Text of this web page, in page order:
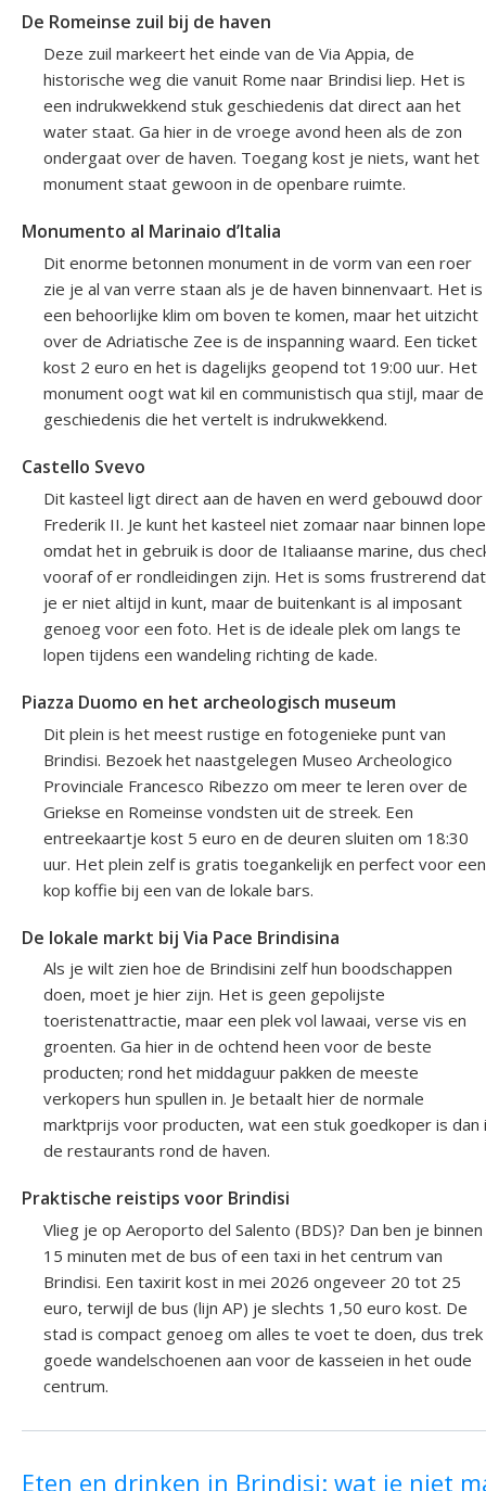
De Romeinse zuil bij de haven
Deze zuil markeert het einde van de Via Appia, de
historische weg die vanuit Rome naar Brindisi liep. Het is
een indrukwekkend stuk geschiedenis dat direct aan het
water staat. Ga hier in de vroege avond heen als de zon
ondergaat over de haven. Toegang kost je niets, want het
monument staat gewoon in de openbare ruimte.
Monumento al Marinaio d’Italia
Dit enorme betonnen monument in de vorm van een roer
zie je al van verre staan als je de haven binnenvaart. Het is
een behoorlijke klim om boven te komen, maar het uitzicht
over de Adriatische Zee is de inspanning waard. Een ticket
kost 2 euro en het is dagelijks geopend tot 19:00 uur. Het
monument oogt wat kil en communistisch qua stijl, maar de
geschiedenis die het vertelt is indrukwekkend.
Castello Svevo
Dit kasteel ligt direct aan de haven en werd gebouwd door
Frederik II. Je kunt het kasteel niet zomaar naar binnen
omdat het in gebruik is door de Italiaanse marine, dus
vooraf of er rondleidingen zijn. Het is soms frustrerend dat
je er niet altijd in kunt, maar de buitenkant is al imposant
genoeg voor een foto. Het is de ideale plek om langs te
lopen tijdens een wandeling richting de kade.
Piazza Duomo en het archeologisch museum
Dit plein is het meest rustige en fotogenieke punt van
Brindisi. Bezoek het naastgelegen Museo Archeologico
Provinciale Francesco Ribezzo om meer te leren over de
Griekse en Romeinse vondsten uit de streek. Een
entreekaartje kost 5 euro en de deuren sluiten om 18:30
uur. Het plein zelf is gratis toegankelijk en perfect voor een
kop koffie bij een van de lokale bars.
De lokale markt bij Via Pace Brindisina
Als je wilt zien hoe de Brindisini zelf hun boodschappen
doen, moet je hier zijn. Het is geen gepolijste
toeristenattractie, maar een plek vol lawaai, verse vis en
groenten. Ga hier in de ochtend heen voor de beste
producten; rond het middaguur pakken de meeste
verkopers hun spullen in. Je betaalt hier de normale
marktprijs voor producten, wat een stuk goedkoper is dan
de restaurants rond de haven.
Praktische reistips voor Brindisi
Vlieg je op Aeroporto del Salento (BDS)? Dan ben je binnen
15 minuten met de bus of een taxi in het centrum van
Brindisi. Een taxirit kost in mei 2026 ongeveer 20 tot 25
euro, terwijl de bus (lijn AP) je slechts 1,50 euro kost. De
stad is compact genoeg om alles te voet te doen, dus trek
goede wandelschoenen aan voor de kasseien in het oude
centrum.
Eten en drinken in Brindisi: wat je niet